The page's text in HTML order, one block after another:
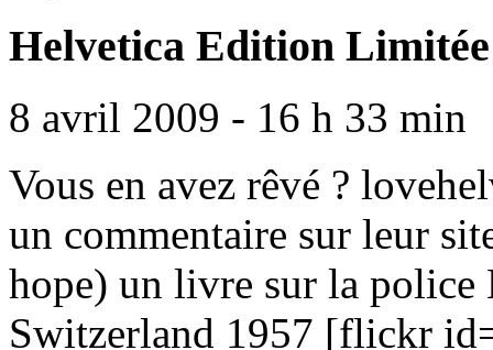
Helvetica Edition
8 avril 2009 - 16 h 33 min
Vous en avez rêvé ?
un commentaire sur leur
hope) un livre sur la
Switzerland 1957 [flickr